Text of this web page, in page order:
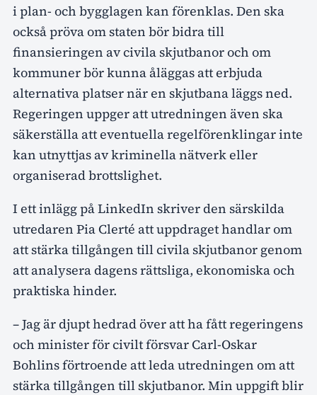
i plan- och bygglagen kan förenklas. Den ska
också pröva om staten bör bidra till
finansieringen av civila skjutbanor och om
kommuner bör kunna åläggas att erbjuda
alternativa platser när en skjutbana läggs ned.
Regeringen uppger att utredningen även ska
säkerställa att eventuella regelförenklingar inte
kan utnyttjas av kriminella nätverk eller
organiserad brottslighet.
I ett inlägg på LinkedIn skriver den särskilda
utredaren Pia Clerté att uppdraget handlar om
att stärka tillgången till civila skjutbanor genom
att analysera dagens rättsliga, ekonomiska och
praktiska hinder.
– Jag är djupt hedrad över att ha fått regeringens
och minister för civilt försvar Carl-Oskar
Bohlins förtroende att leda utredningen om att
stärka tillgången till skjutbanor. Min uppgift blir